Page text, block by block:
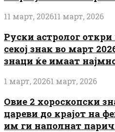
11 март, 202611 март, 2026
Руски астролог
секој знак во март
знаци ќе имаат
1 март, 20261 март, 2026
Овие 2 хороскопски
цареви до крајот на
им ги наполнат